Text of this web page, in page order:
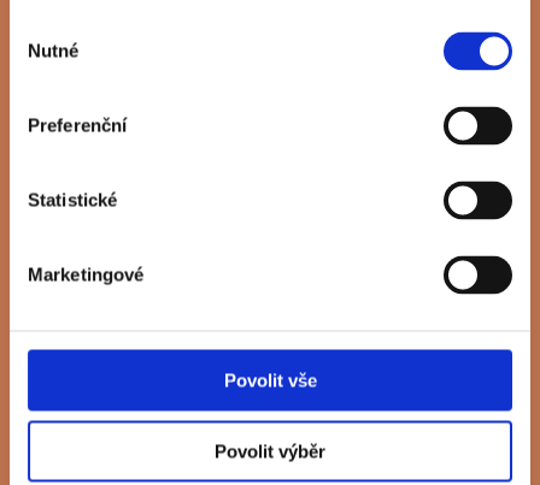
souhlasu
Nutné
Preferenční
Statistické
Marketingové
Povolit vše
Povolit výběr
Potřebujete poradit, přihlásit se na prohlídku, domluvit
nezávaznou nabídku? Napište nám.